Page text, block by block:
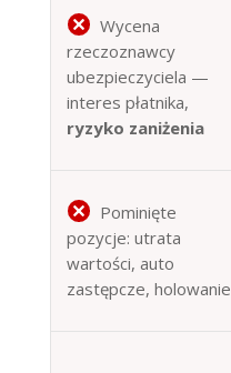
Wycena
rzeczoznawcy
ubezpieczyciela —
interes płatnika,
ryzyko zaniżenia
Pominięte
pozycje: utrata
wartości, auto
zastępcze, holowanie